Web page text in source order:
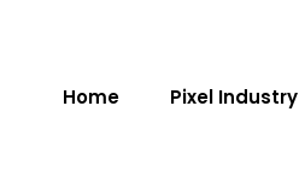
Home Pixel Industry